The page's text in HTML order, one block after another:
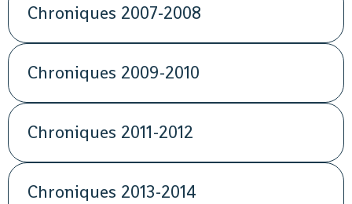
Chroniques 2007-2008
Chroniques 2009-2010
Chroniques 2011-2012
Chroniques 2013-2014